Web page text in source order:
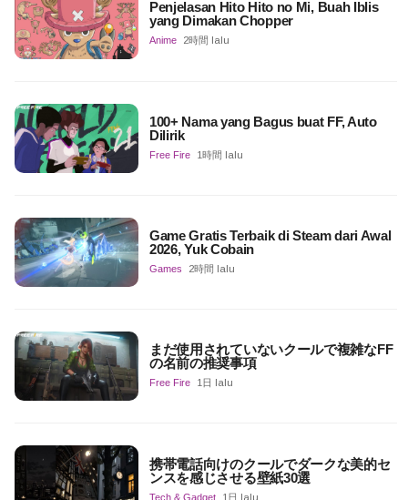
Penjelasan Hito Hito no Mi, Buah Iblis
yang Dimakan Chopper
Anime 2時間 lalu
100+ Nama yang Bagus buat FF, Auto
Dilirik
Free Fire 1時間 lalu
Game Gratis Terbaik di Steam dari Awal
2026, Yuk Cobain
Games 2時間 lalu
まだ使用されていないクールで複雑なFF
の名前の推奨事項
Free Fire 1日 lalu
携帯電話向けのクールでダークな美的セ
ンスを感じさせる壁紙30選
Tech & Gadget 1日 lalu